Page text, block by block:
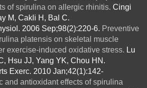
of spirulina on allergic rhinitis. Cingi
M, Cakli H, Bal C.
2006 Sep;98(2):220-6. Preventive
platensis on skeletal muscle
exercise-induced oxidative stress. Lu
Hsu JJ, Yang YK, Chou HN.
Exerc. 2010 Jan;42(1):142-
and antioxidant effects of spirulina